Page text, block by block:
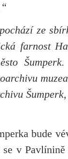
ze
farnost
bude
v